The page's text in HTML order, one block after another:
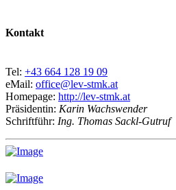
Kontakt
Tel: +43 664 128 19 09
eMail: office@lev-stmk.at
Homepage: http://lev-stmk.at
Präsidentin: Karin Wachswender
Schriftführ: Ing. Thomas Sackl-Gutruf